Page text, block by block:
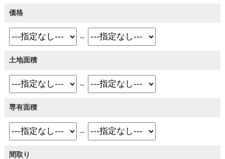
価格
～
土地面積
～
専有面積
～
間取り